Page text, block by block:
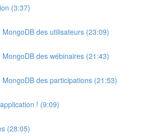
(3:37)
MongoDB des utilisateurs (23:09)
MongoDB des wébinaires (21:43)
MongoDB des participations (21:53)
! (9:09)
(28:05)